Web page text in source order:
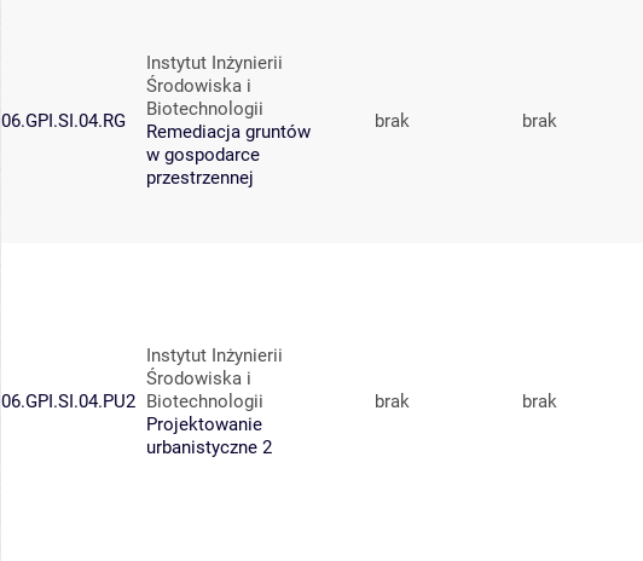
06.GPI.SI.04.RG
Instytut Inżynierii
Środowiska i
Biotechnologii
Remediacja gruntów
w gospodarce
przestrzennej
brak brak
06.GPI.SI.04.PU2
Instytut Inżynierii
Środowiska i
Biotechnologii
Projektowanie
urbanistyczne 2
brak brak